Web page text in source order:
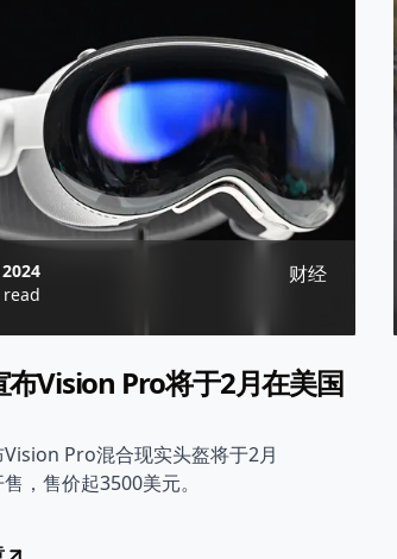
财经
布Vision Pro将于2月在美国
Pro混合现实头盔将于2月
，售价起3500美元。